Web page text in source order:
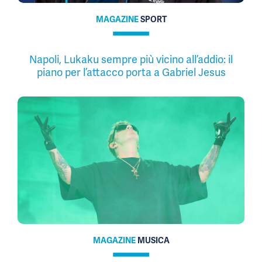
MAGAZINESPORT
Napoli, Lukaku sempre più vicino all’addio: il
piano per l’attacco porta a Gabriel Jesus
MAGAZINE MUSICA